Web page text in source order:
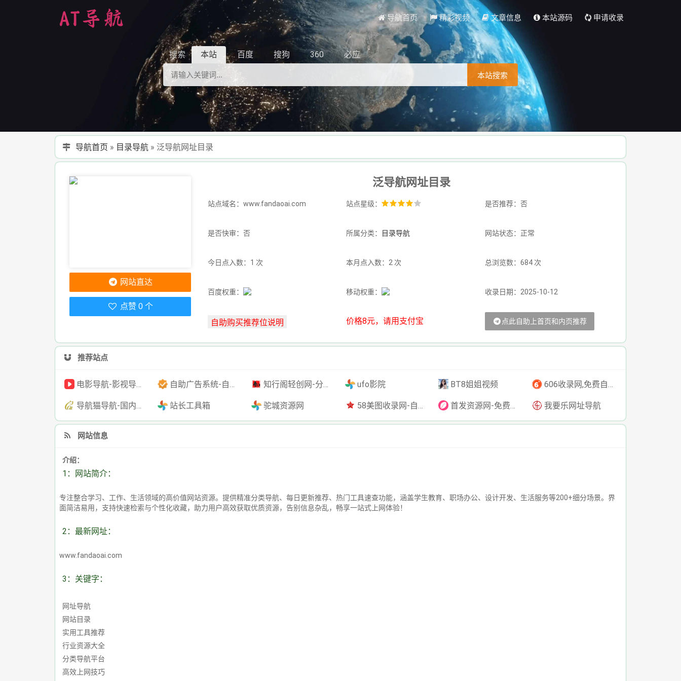
导航首页 精彩视频 文章信息 本站源码 申请收录
搜索 本站 百度 搜狗 360 必应
本站搜索
导航首页 » 目录导航 » 泛导航网址目录
泛导航网址目录
站点域名：www.fandaoai.com 站点星级： 是否推荐：否
是否快审：否 所属分类： 目录导航 网站状态：正常
今日点入数：1 次 本月点入数：2 次 总浏览数：684 次
百度权重： 移动权重： 收录日期：2025-10-12
价格8元，请用支付宝 点此自助上首页和内页推荐
网站直达
点赞 0 个
推荐站点
电影导航-影视导航-电影搜索-影视搜索-电影站收录 自助广告系统-自助广告源码-自助投放广告插件 知行阁轻创网-分享网络赚钱项目-全网首发副业项目实操平台-副业创业项目网 ufo影院 BT8姐姐视频 606收录网,免费自动秒收录网址,提供自动收录,网站导航大全源码,自动链,友情链接交换。
导航猫导航-国内专业的技术资源网分类平台 站长工具箱 驼城资源网 58美图收录网-自动收录网站-流量交换-自动链 首发资源网-免费资源下载-最新php源码下载-热门资源下载 我要乐网址导航
网站信息
介绍：
1：网站简介：
专注整合学习、工作、生活领域的高价值网站资源。提供精准分类导航、每日更新推荐、热门工具速查功能，涵盖学生教育、职场办公、设计开发、生活服务等200+细分场景。界
面简洁易用，支持快速检索与个性化收藏，助力用户高效获取优质资源，告别信息杂乱，畅享一站式上网体验！
2：最新网址：
www.fandaoai.com
3：关键字：
网址导航
网站目录
实用工具推荐
行业资源大全
分类导航平台
高效上网技巧